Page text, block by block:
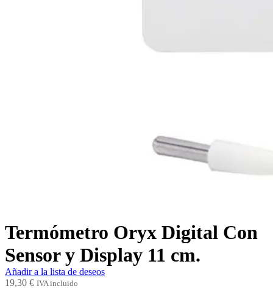
Termómetro Oryx Digital Con
Sensor y Display 11 cm.
Añadir a la lista de deseos
19,30 € IVA incluido